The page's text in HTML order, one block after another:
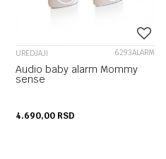
UREDJAJI 6293ALARM
Audio baby alarm Mommy
sense
4.690,00 RSD